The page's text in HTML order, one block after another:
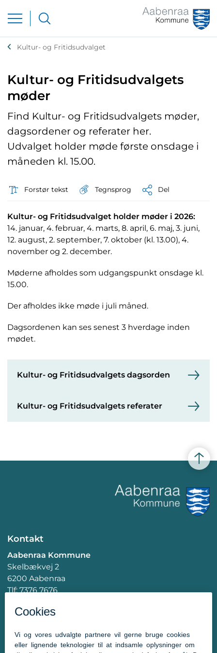
Kultur- og Fritidsudvalget
Kultur- og Fritidsudvalgets
møder
Find Kultur- og Fritidsudvalgets møder,
dagsordener og referater her.
Udvalget holder møde første onsdage i
måneden kl. 15.00.
Forstør tekst Tegnsprog Del
Kultur- og Fritidsudvalget holder møder i 2026:
14. januar, 4. februar, 4. marts, 8. april, 6. maj, 3. juni,
12. august, 2. september, 7. oktober (kl. 13.00), 4.
november og 2. december.
Møderne afholdes som udgangspunkt onsdage kl.
15.00.
Der afholdes ikke møde i juli måned.
Dagsordenen kan ses senest 3 hverdage inden
mødet.
Kultur- og Fritidsudvalgets dagsorden
Kultur- og Fritidsudvalgets referater
Kontakt
Aabenraa Kommune
Skelbækvej 2
6200 Aabenraa
Tlf: 7376 7676
CVR.nr.: 29189854
Genveje